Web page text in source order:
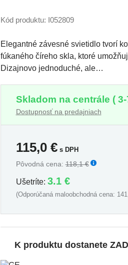
Kód produktu: I052809
Elegantné závesné svietidlo tvorí
fúkaného číreho skla, ktoré
Dizajnovo jednoduché, ale…
Skladom na centrále (
Dostupnosť na predajniach
115,0€s DPH
Pôvodná cena:118,1 €
Ušetríte: 3.1 €
(Odporúčaná maloobchodná cena:
K produktu dostanete